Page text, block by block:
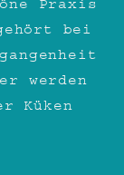
Praxis
bei
werden
Küken